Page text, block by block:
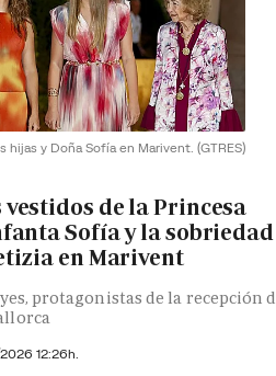
hijas y Doña Sofía en Marivent. (GTRES)
de la Princesa
Sofía y la sobriedad
en Marivent
protagonistas de la recepción
12:26h.